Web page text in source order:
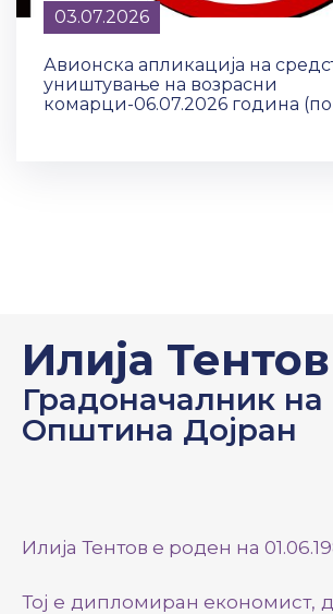
03.07.2026
Авионска апликација на
уништување на возрасни
комарци-06.07.2026 година
Илија Тентов
Градоначалник на
Општина Дојран
Илија Тентов е роден на
Тој е дипломиран економист,